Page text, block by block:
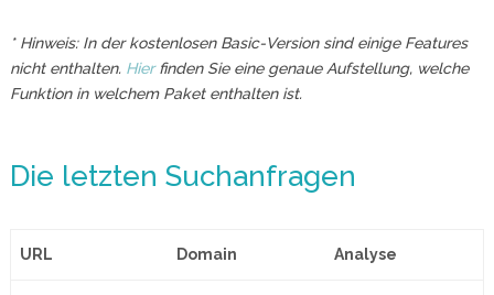
* Hinweis: In der kostenlosen Basic-Version sind einige Features
nicht enthalten. Hierfinden Sie eine genaue Aufstellung, welche
Funktion in welchem Paket enthalten ist.
Die letzten Suchanfragen
URL Domain Analyse